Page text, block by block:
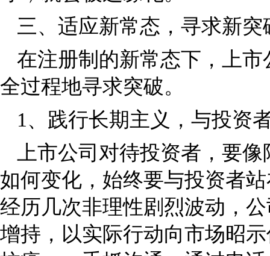
三、适应新常态，寻求新
在注册制的新常态下，上
全过程地寻求突破。
1、践行长期主义，与投资
上市公司对待投资者，要
如何变化，始终要与投资者
经历几次非理性剧烈波动，
增持，以实际行动向市场昭